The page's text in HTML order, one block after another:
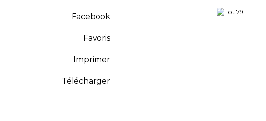
Facebook
Favoris
Imprimer
Télécharger